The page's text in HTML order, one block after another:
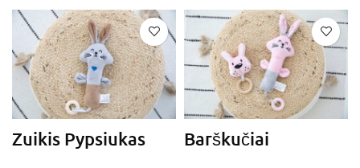
Zuikis Pypsiukas Barškučiai